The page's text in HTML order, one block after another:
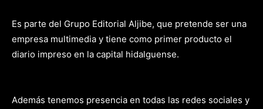
Es parte del Grupo Editorial Aljibe, que pretende ser una
empresa multimedia y tiene como primer producto el
diario impreso en la capital hidalguense.
Además tenemos presencia en todas las redes sociales y